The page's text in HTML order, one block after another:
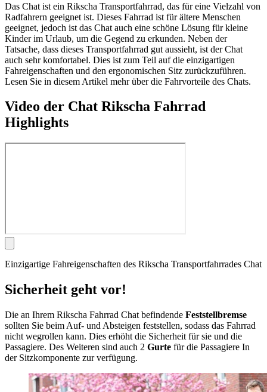
Das Chat ist ein Rikscha Transportfahrrad, das für eine Vielzahl von
Radfahrern geeignet ist. Dieses Fahrrad ist für ältere Menschen
geeignet, jedoch ist das Chat auch eine schöne Lösung für kleine
Kinder im Urlaub, um die Gegend zu erkunden. Neben der
Tatsache, dass dieses Transportfahrrad gut aussieht, ist der Chat
auch sehr komfortabel. Dies ist zum Teil auf die einzigartigen
Fahreigenschaften und den ergonomischen Sitz zurückzuführen.
Lesen Sie in diesem Artikel mehr über die Fahrvorteile des Chats.
Video der Chat Rikscha Fahrrad
Highlights
Einzigartige Fahreigenschaften des Rikscha Transportfahrrades Chat
Sicherheit geht vor!
Die an Ihrem Rikscha Fahrrad Chat befindende Feststellbremse
sollten Sie beim Auf- und Absteigen feststellen, sodass das Fahrrad
nicht wegrollen kann. Dies erhöht die Sicherheit für sie und die
Passagiere. Des Weiteren sind auch 2 Gurte für die Passagiere In
der Sitzkomponente zur verfügung.